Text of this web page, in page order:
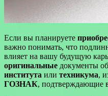
Если вы планируете
важно понимать, что
влияет на вашу будущую
оригинальные документы
института или техникума,
ГОЗНАК, подтверждающие